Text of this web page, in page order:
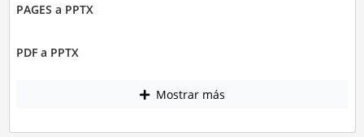
PAGES a PPTX
PDF a PPTX
Mostrar más